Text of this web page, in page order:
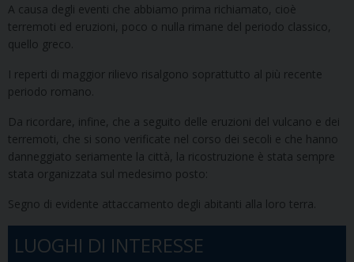
A causa degli eventi che abbiamo prima richiamato, cioè
terremoti ed eruzioni, poco o nulla rimane del periodo classico,
quello greco.
I reperti di maggior rilievo risalgono soprattutto al più recente
periodo romano.
Da ricordare, infine, che a seguito delle eruzioni del vulcano e dei
terremoti, che si sono verificate nel corso dei secoli e che hanno
danneggiato seriamente la città, la ricostruzione è stata sempre
stata organizzata sul medesimo posto:
Segno di evidente attaccamento degli abitanti alla loro terra.
LUOGHI DI INTERESSE